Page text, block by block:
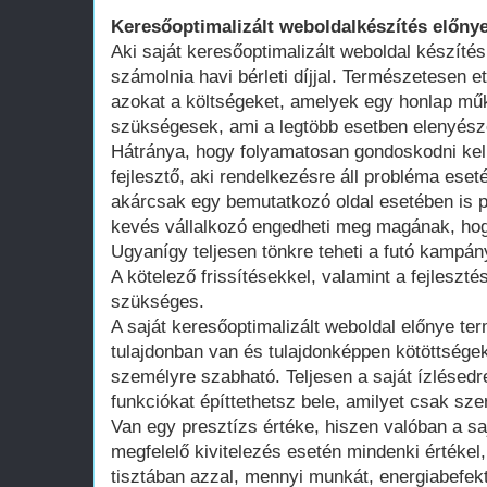
Keresőoptimalizált weboldalkészítés
Aki saját keresőoptimalizált weboldal
számolnia havi bérleti díjjal. Természetesen
azokat a költségeket, amelyek egy honlap
szükségesek, ami a legtöbb esetben
Hátránya, hogy folyamatosan gondoskodni
fejlesztő, aki rendelkezésre áll probléma
akárcsak egy bemutatkozó oldal esetében is
kevés vállalkozó engedheti meg magának,
Ugyanígy teljesen tönkre teheti a futó
A kötelező frissítésekkel, valamint a
szükséges.
A saját keresőoptimalizált weboldal előnye
tulajdonban van és tulajdonképpen
személyre szabható. Teljesen a saját
funkciókat építtethetsz bele, amilyet csak
Van egy presztízs értéke, hiszen valóban a
megfelelő kivitelezés esetén mindenki
tisztában azzal, mennyi munkát,